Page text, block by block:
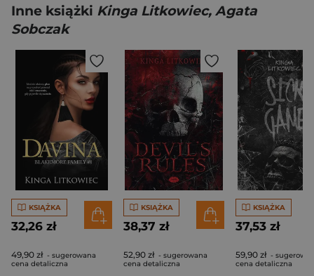
Inne książki Kinga Litkowiec, Agata
Sobczak
KSIĄŻKA
32,26 zł
49,90 zł - sugerowana
cena detaliczna
KSIĄŻKA
38,37 zł
52,90 zł - sugerowana
cena detaliczna
KSIĄŻKA
37,53 zł
59,90 zł -
cena detaliczna